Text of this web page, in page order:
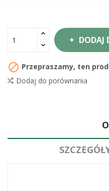
DODAJ
 Przepraszamy, ten
Dodaj do porównania